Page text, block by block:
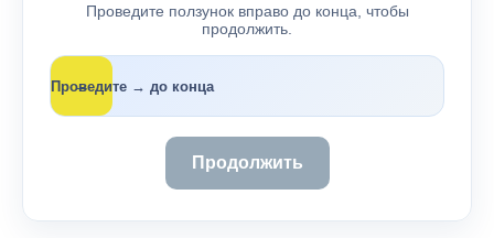
Проведите ползунок вправо до конца, чтобы
продолжить.
Проведите → до конца
→
Продолжить